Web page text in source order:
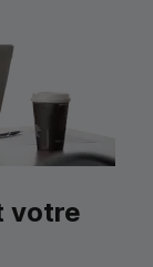
votre